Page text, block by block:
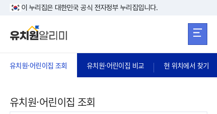
본문 바로가기
이 누리집은 대한민국 공식 전자정부 누리집입니다.
유치원·어린이집 조회 유치원·어린이집 비교 현 위치에서 찾기
유치원·어린이집 조회